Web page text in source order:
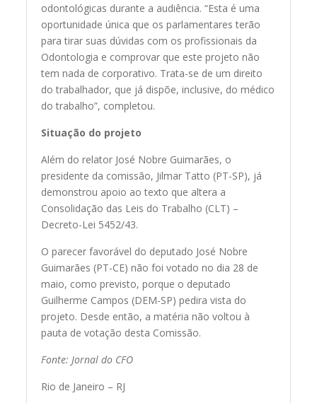
odontológicas durante a audiência. “Esta é uma
oportunidade única que os parlamentares terão
para tirar suas dúvidas com os profissionais da
Odontologia e comprovar que este projeto não
tem nada de corporativo. Trata-se de um direito
do trabalhador, que já dispõe, inclusive, do médico
do trabalho”, completou.
Situação do projeto
Além do relator José Nobre Guimarães, o
presidente da comissão, Jilmar Tatto (PT-SP), já
demonstrou apoio ao texto que altera a
Consolidação das Leis do Trabalho (CLT) –
Decreto-Lei 5452/43.
O parecer favorável do deputado José Nobre
Guimarães (PT-CE) não foi votado no dia 28 de
maio, como previsto, porque o deputado
Guilherme Campos (DEM-SP) pedira vista do
projeto. Desde então, a matéria não voltou à
pauta de votação desta Comissão.
Fonte: Jornal do CFO
Rio de Janeiro – RJ